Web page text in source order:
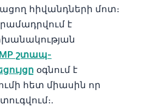
հիվանդների մոտ։
է
շտապ-
օգնում է
հետ միասին որ